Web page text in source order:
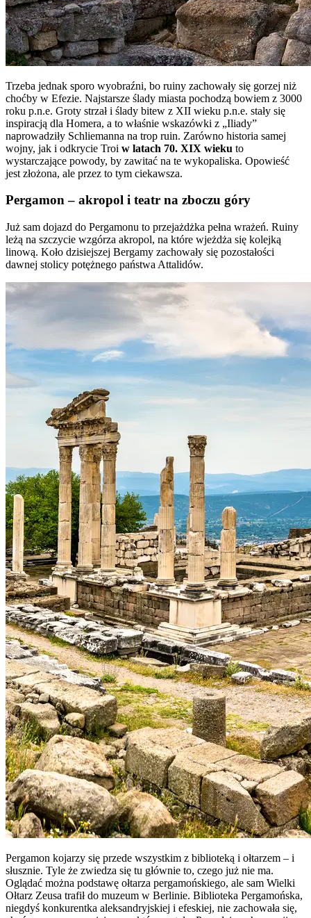
Trzeba jednak sporo wyobraźni, bo ruiny zachowały się gorzej niż
choćby w Efezie. Najstarsze ślady miasta pochodzą bowiem z 3000
roku p.n.e. Groty strzał i ślady bitew z XII wieku p.n.e. stały się
inspiracją dla Homera, a to właśnie wskazówki z „Iliady”
naprowadziły Schliemanna na trop ruin. Zarówno historia samej
wojny, jak i odkrycie Troi w latach 70. XIX wieku to
wystarczające powody, by zawitać na te wykopaliska. Opowieść
jest złożona, ale przez to tym ciekawsza.
Pergamon – akropol i teatr na zboczu góry
Już sam dojazd do Pergamonu to przejażdżka pełna wrażeń. Ruiny
leżą na szczycie wzgórza akropol, na które wjeżdża się kolejką
linową. Koło dzisiejszej Bergamy zachowały się pozostałości
dawnej stolicy potężnego państwa Attalidów.
Pergamon kojarzy się przede wszystkim z biblioteką i ołtarzem – i
słusznie. Tyle że zwiedza się tu głównie to, czego już nie ma.
Oglądać można podstawę ołtarza pergamońskiego, ale sam Wielki
Ołtarz Zeusa trafił do muzeum w Berlinie. Biblioteka Pergamońska,
niegdyś konkurentka aleksandryjskiej i efeskiej, nie zachowała się,